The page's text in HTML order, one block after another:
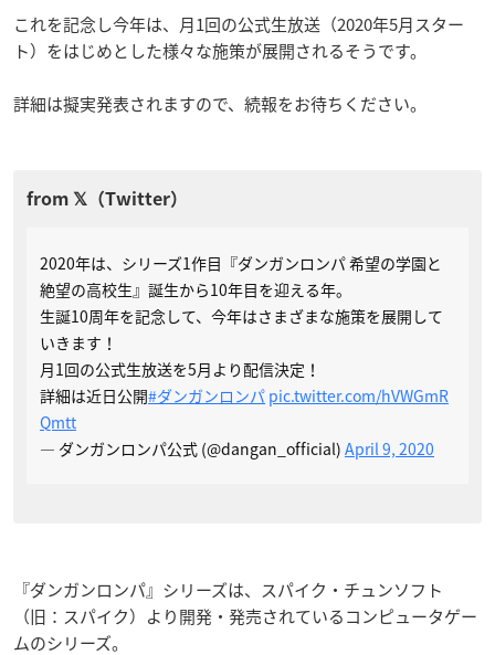
これを記念し今年は、月1回の公式生放送（2020年5月スター
ト）をはじめとした様々な施策が展開されるそうです。
詳細は擬実発表されますので、続報をお待ちください。
2020年は、シリーズ1作目『ダンガンロンパ 希望の学園と
絶望の高校生』誕生から10年目を迎える年。
生誕10周年を記念して、今年はさまざまな施策を展開して
いきます！
月1回の公式生放送を5月より配信決定！
詳細は近日公開#ダンガンロンパ pic.twitter.com/hVWGmR
Qmtt
— ダンガンロンパ公式 (@dangan_official) April 9, 2020
『ダンガンロンパ』シリーズは、スパイク・チュンソフト
（旧：スパイク）より開発・発売されているコンピュータゲー
ムのシリーズ。